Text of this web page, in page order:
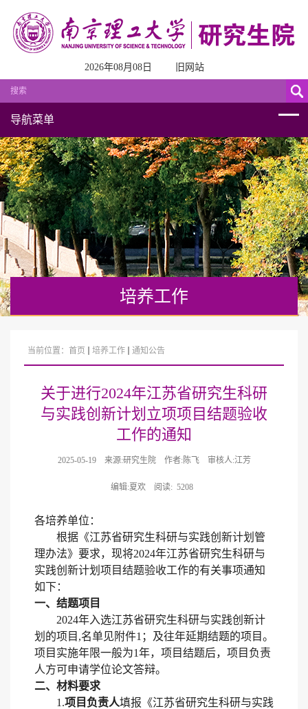
2026年08月08日 旧网站
导航菜单
培养工作
当前位置： 首页 培养工作 通知公告
关于进行2024年江苏省研究生科研
与实践创新计划立项项目结题验收
工作的通知
2025-05-19 来源:研究生院 作者:陈飞 审核人:江芳
编辑:夏欢 阅读: 5208
各培养单位：
根据《江苏省研究生科研与实践创新计划管
理办法》 要求，现将2024年江苏省研究生科研与
实践创新计划 项目结题验收工作的有关事项通知
如下：
一、结题项目
2024年入选江苏省研究生科研与实践创新计
划 的项目 ,名单见附件1；及往年延期结题的项目。
项目实施年限一般为1年，项目结题后，项目 负责
人方可申请学位论文答辩。
二、材料要求
1.项目负责人填报 《江苏省研究生科研与实践